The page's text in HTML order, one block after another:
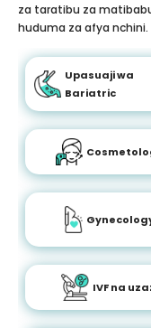
za taratibu za
huduma za afya nchini.
Upasuaji wa
Bariatric
IVF na